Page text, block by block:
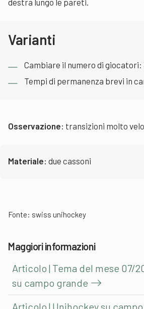
destra lungo le pareti.
Varianti
Cambiare il numero di giocatori:
Tempi di permanenza brevi in
Osservazione: transizioni molto
Materiale: due cassoni
Fonte: swiss unihockey
Maggiori informazioni
Articolo | Tema del mese 07/
su campo grande
Articolo | Unihockey su